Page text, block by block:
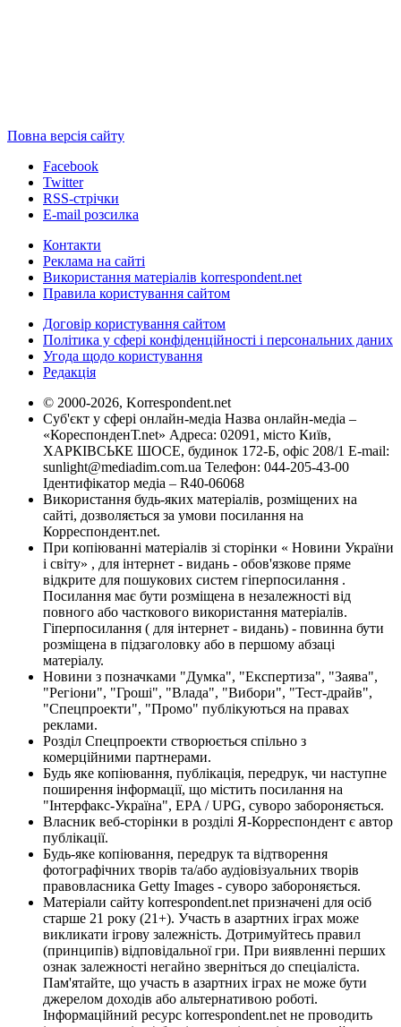
Повна версія сайту
Facebook
Twitter
RSS-стрічки
E-mail розсилка
Контакти
Реклама на сайті
Використання матеріалів korrespondent.net
Правила користування сайтом
Договір користування сайтом
Політика у сфері конфіденційності і персональних даних
Угода щодо користування
Редакція
© 2000-2026, Korrespondent.net
Суб'єкт у сфері онлайн-медіа Назва онлайн-медіа –
«КореспонденТ.net» Адреса: 02091, місто Київ,
ХАРКІВСЬКЕ ШОСЕ, будинок 172-Б, офіс 208/1 E-mail:
sunlight@mediadim.com.ua Телефон: 044-205-43-00
Ідентифікатор медіа – R40-06068
Використання будь-яких матеріалів, розміщених на
сайті, дозволяється за умови посилання на
Корреспондент.net.
При копіюванні матеріалів зі сторінки « Новини України
і світу» , для інтернет - видань - обов'язкове пряме
відкрите для пошукових систем гіперпосилання .
Посилання має бути розміщена в незалежності від
повного або часткового використання матеріалів.
Гіперпосилання ( для інтернет - видань) - повинна бути
розміщена в підзаголовку або в першому абзаці
матеріалу.
Новини з позначками "Думка", "Експертиза", "Заява",
"Регіони", "Гроші", "Влада", "Вибори", "Тест-драйв",
"Спецпроекти", "Промо" публікуються на правах
реклами.
Розділ Спецпроекти створюється спільно з
комерційними партнерами.
Будь яке копіювання, публікація, передрук, чи наступне
поширення інформації, що містить посилання на
"Інтерфакс-Україна", EPA / UPG, суворо забороняється.
Власник веб-сторінки в розділі Я-Корреспондент є автор
публікації.
Будь-яке копіювання, передрук та відтворення
фотографічних творів та/або аудіовізуальних творів
правовласника Getty Images - суворо забороняється.
Матеріали сайту korrespondent.net призначені для осіб
старше 21 року (21+). Участь в азартних іграх може
викликати ігрову залежність. Дотримуйтесь правил
(принципів) відповідальної гри. При виявленні перших
ознак залежності негайно зверніться до спеціаліста.
Пам'ятайте, що участь в азартних іграх не може бути
джерелом доходів або альтернативою роботі.
Інформаційний ресурс korrespondent.net не проводить